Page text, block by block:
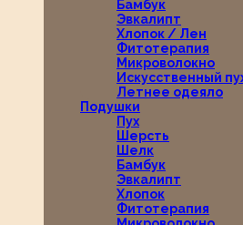
Бамбук
Эвкалипт
Хлопок / Лен
Фитотерапия
Микроволокно
Искусственный
Летнее одеяло
Подушки
Пух
Шерсть
Шелк
Бамбук
Эвкалипт
Хлопок
Фитотерапия